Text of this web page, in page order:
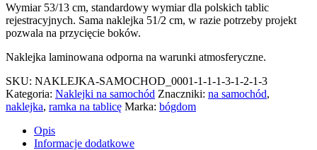
Wymiar 53/13 cm, standardowy wymiar dla polskich tablic
rejestracyjnych. Sama naklejka 51/2 cm, w razie potrzeby projekt
pozwala na przycięcie boków.
Naklejka laminowana odporna na warunki atmosferyczne.
SKU: NAKLEJKA-SAMOCHOD_0001-1-1-1-3-1-2-1-3
Kategoria: Naklejki na samochód Znaczniki: na samochód,
naklejka, ramka na tablicę Marka: bógdom
Opis
Informacje dodatkowe